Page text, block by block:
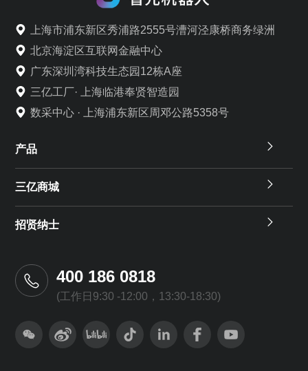
上海市浦东新区秀浦路2555号漕河泾康桥商务绿洲
北京海淀区互联网金融中心
广东深圳湾科技生态园12栋A座
三亿工厂· 上海临港奉贤智造园
数采中心 · 上海浦东新区周邓公路5358号
产品
三亿商城
招贤纳士
400 186 0818
(工作日9:30 -12:00，13:30-18:30)